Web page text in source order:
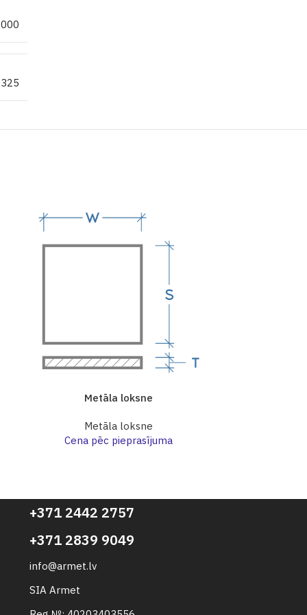
Metāla loksne
Metāla loksne
Cena pēc pieprasījuma
+371 2442 2757
+371 2839 9049
info@armet.lv
SIA Armet